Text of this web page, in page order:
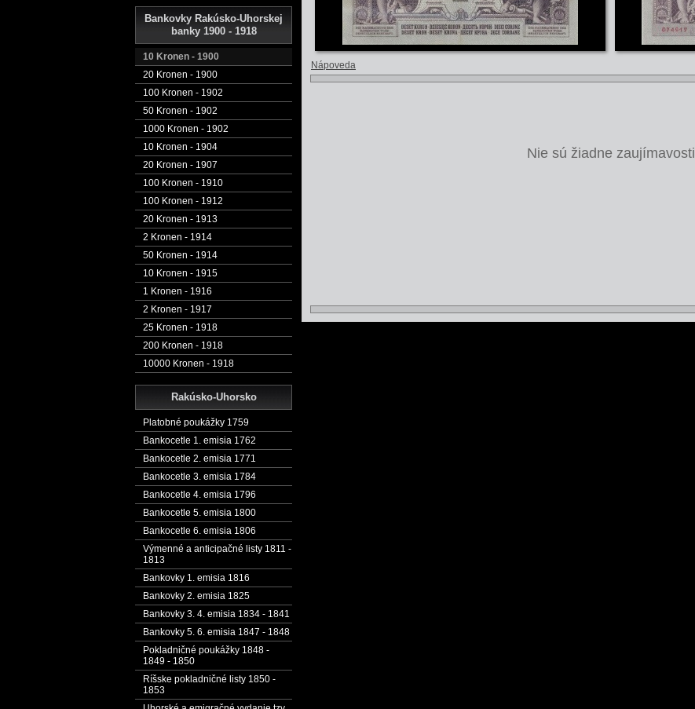
Bankovky Rakúsko-Uhorskej
banky 1900 - 1918
10 Kronen - 1900
20 Kronen - 1900
100 Kronen - 1902
50 Kronen - 1902
1000 Kronen - 1902
10 Kronen - 1904
20 Kronen - 1907
100 Kronen - 1910
100 Kronen - 1912
20 Kronen - 1913
2 Kronen - 1914
50 Kronen - 1914
10 Kronen - 1915
1 Kronen - 1916
2 Kronen - 1917
25 Kronen - 1918
200 Kronen - 1918
10000 Kronen - 1918
Rakúsko-Uhorsko
Platobné poukážky 1759
Bankocetle 1. emisia 1762
Bankocetle 2. emisia 1771
Bankocetle 3. emisia 1784
Bankocetle 4. emisia 1796
Bankocetle 5. emisia 1800
Bankocetle 6. emisia 1806
Výmenné a anticipačné listy 1811 -
1813
Bankovky 1. emisia 1816
Bankovky 2. emisia 1825
Bankovky 3. 4. emisia 1834 - 1841
Bankovky 5. 6. emisia 1847 - 1848
Pokladničné poukážky 1848 -
1849 - 1850
Ríšske pokladničné listy 1850 -
1853
Nápoveda
Nie sú žiadne zaujímavosti